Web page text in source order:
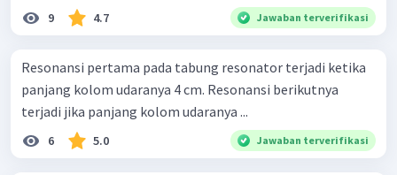
9 4.7 Jawaban terverifikasi
Resonansi pertama pada tabung resonator terjadi ketika
panjang kolom udaranya 4 cm. Resonansi berikutnya
terjadi jika panjang kolom udaranya ...
6 5.0 Jawaban terverifikasi